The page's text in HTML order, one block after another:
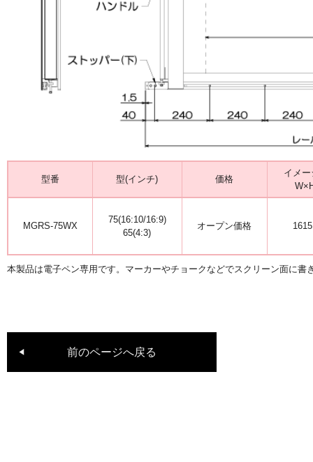
型番 型(インチ) 価格
イメ
MGRS-75WX
75(16:10/16:9)
65(4:3)
オープン価格
本製品は電子ペン専用です。マーカーやチョークなどでスクリーン面に書
前のページへ戻る